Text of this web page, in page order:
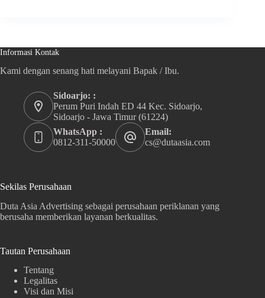
Informasi Kontak
Kami dengan senang hati melayani Bapak / Ibu.
Sidoarjo: :
Perum Puri Indah ED 44 Kec. Sidoarjo,
Sidoarjo - Jawa Timur (61224)
WhatsApp :
0812-311-50000
Email:
cs@dutaasia.com
Sekilas Perusahaan
Duta Asia Advertising sebagai perusahaan periklanan yang
berusaha memberikan layanan berkualitas.
Tautan Perusahaan
Tentang
Legalitas
Visi dan Misi